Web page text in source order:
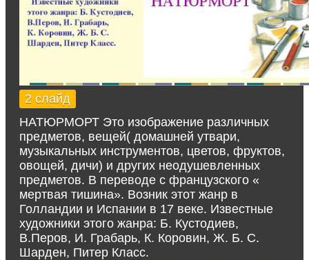
2 слайд
НАТЮРМОРТ Это изображение различных
предметов, вещей( домашней утвари,
музыкальных инструментов, цветов, фруктов,
овощей, дичи) и других неодушевленных
предметов. В переводе с французского «
мертвая тишина». Возник этот жанр в
Голландии и Испании в 17 веке. Известные
художники этого жанра: Б. Кустодиев,
В.Перов, И. Грабарь, К. Коровин, Ж. Б. С.
Шарден, Питер Класс.